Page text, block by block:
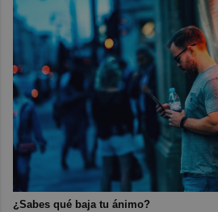
¿Sabes qué baja tu ánimo?